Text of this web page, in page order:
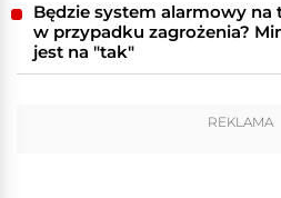
Będzie system alarmowy na
w przypadku zagrożenia?
jest na "tak"
REKLAMA